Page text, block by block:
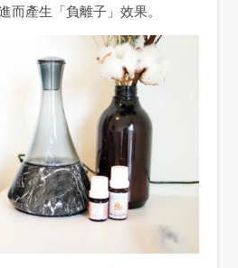
而產生「負離子」效果。